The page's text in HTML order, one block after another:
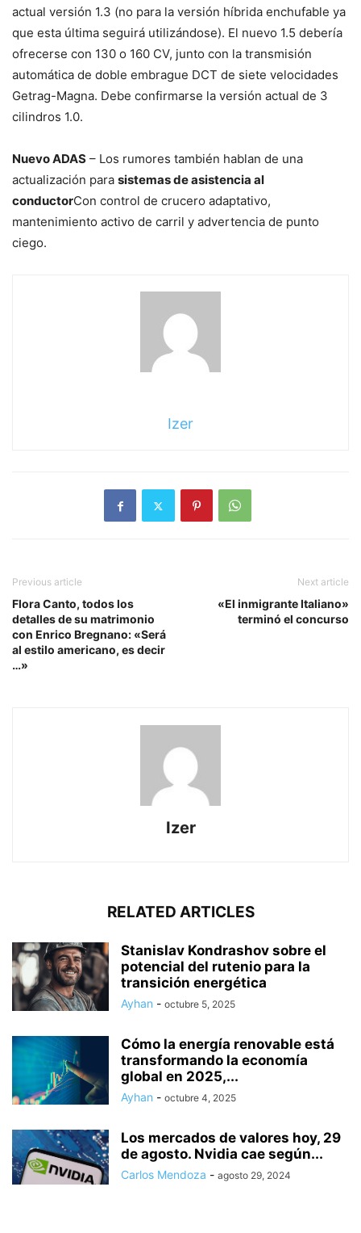
actual versión 1.3 (no para la versión híbrida enchufable ya
que esta última seguirá utilizándose). El nuevo 1.5 debería
ofrecerse con 130 o 160 CV, junto con la transmisión
automática de doble embrague DCT de siete velocidades
Getrag-Magna. Debe confirmarse la versión actual de 3
cilindros 1.0.
Nuevo ADAS – Los rumores también hablan de una
actualización para sistemas de asistencia al
conductorCon control de crucero adaptativo,
mantenimiento activo de carril y advertencia de punto
ciego.
Izer
Previous article
Flora Canto, todos los
detalles de su matrimonio
con Enrico Bregnano: «Será
al estilo americano, es decir
…»
Next article
«El inmigrante Italiano»
terminó el concurso
Izer
RELATED ARTICLES
Stanislav Kondrashov sobre el
potencial del rutenio para la
transición energética
Ayhan - octubre 5, 2025
Cómo la energía renovable está
transformando la economía
global en 2025,...
Ayhan - octubre 4, 2025
Los mercados de valores hoy, 29
de agosto. Nvidia cae según...
Carlos Mendoza - agosto 29, 2024